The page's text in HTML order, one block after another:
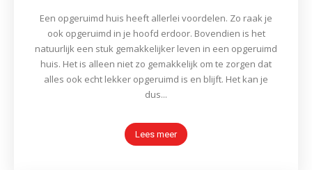
Een opgeruimd huis heeft allerlei voordelen. Zo raak je
ook opgeruimd in je hoofd erdoor. Bovendien is het
natuurlijk een stuk gemakkelijker leven in een opgeruimd
huis. Het is alleen niet zo gemakkelijk om te zorgen dat
alles ook echt lekker opgeruimd is en blijft. Het kan je
dus...
Lees meer